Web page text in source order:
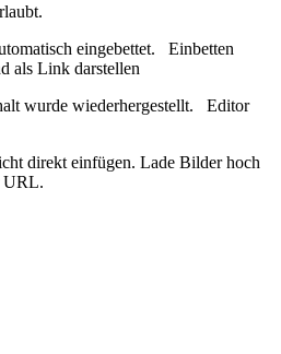
eingebettet. Einbetten
als Link darstellen
wurde wiederhergestellt. Editor
direkt einfügen. Lade Bilder hoch
URL.